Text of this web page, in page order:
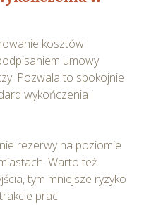
kosztów
umowy
Pozwala to spokojnie
wykończenia i
rezerwy na poziomie
Warto też
tym mniejsze ryzyko
prac.